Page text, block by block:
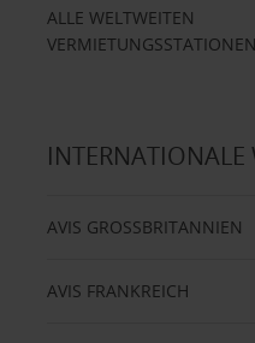
ALLE WELTWEITEN
VERMIETUNGSSTATIONEN
INTERNATIONALE
AVIS GROSSBRITANNIEN
AVIS FRANKREICH